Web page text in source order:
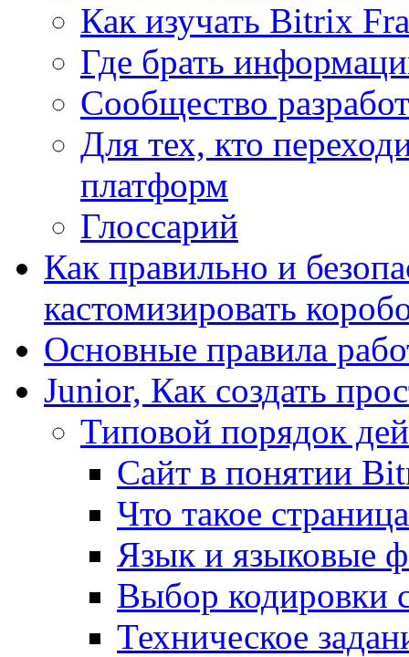
Как изучать Bitrix
Где брать
Сообщество
Для тех, кто
платформ
Глоссарий
Как правильно и
кастомизировать
Основные правила
Junior, Как создать
Типовой порядок
Сайт в понятии
Что такое страница
Язык и языковые
Выбор кодировки
Техническое